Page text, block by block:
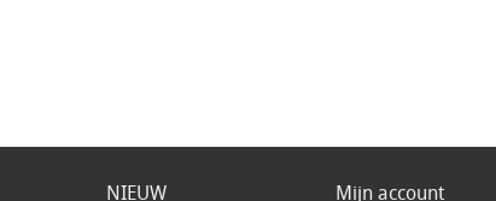
NIEUW Mijn account